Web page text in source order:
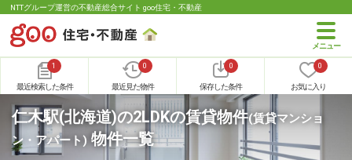
NTTグループ運営の不動産総合サイト goo住宅・不動産
1
最近検索した条件
0
最近見た物件
0
保存した条件
0
お気に入り
仁木駅(北海道)の2LDKの賃貸物件(賃貸マンショ
ン・アパート) 物件一覧